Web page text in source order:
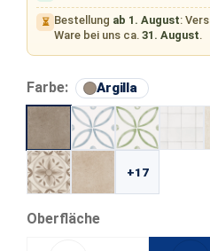
⏳ Bestellung ab 1. August:
Ware bei uns ca.31. August.
Farbe: Argilla auswählen
+17
Oberflächeauswählen